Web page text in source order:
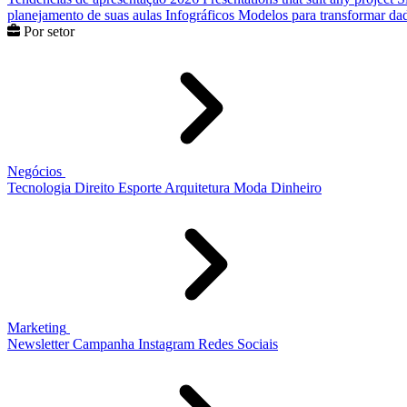
planejamento de suas aulas Infográficos Modelos para transformar
Por setor
Negócios
Tecnologia Direito Esporte Arquitetura Moda Dinheiro
Marketing
Newsletter Campanha Instagram Redes Sociais